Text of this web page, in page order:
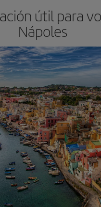
útil para
Nápoles